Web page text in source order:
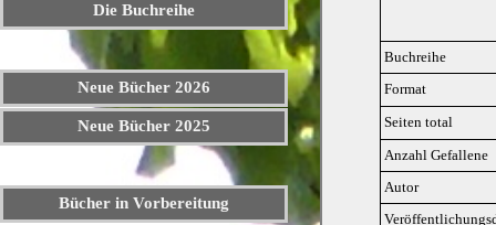
Die Buchreihe
Neue Bücher 2026
Neue Bücher 2025
Bücher in Vorbereitung
Buchreihe
Format
Seiten total
Anzahl Gefallene
Autor